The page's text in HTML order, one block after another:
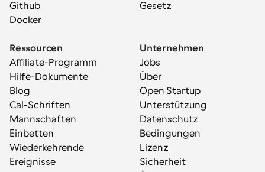
Github
Docker
Gesetz
Ressourcen
Affiliate-Programm
Hilfe-Dokumente
Blog
Cal-Schriften
Mannschaften
Einbetten
Wiederkehrende
Ereignisse
Unternehmen
Jobs
Über
Open Startup
Unterstützung
Datenschutz
Bedingungen
Lizenz
Sicherheit